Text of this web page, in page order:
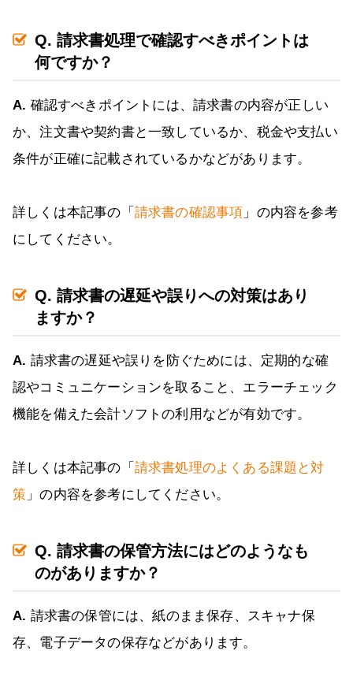
Q. 請求書処理で確認すべきポイントは
何ですか？
A. 確認すべきポイントには、請求書の内容が正しい
か、注文書や契約書と一致しているか、税金や支払い
条件が正確に記載されているかなどがあります。
詳しくは本記事の「 請求書の確認事項 」の内容を参考
にしてください。
Q. 請求書の遅延や誤りへの対策はあり
ますか？
A. 請求書の遅延や誤りを防ぐためには、定期的な確
認やコミュニケーションを取ること、エラーチェック
機能を備えた会計ソフトの利用などが有効です。
詳しくは本記事の「 請求書処理のよくある課題と対
策 」の内容を参考にしてください。
Q. 請求書の保管方法にはどのようなも
のがありますか？
A. 請求書の保管には、紙のまま保存、スキャナ保
存、電子データの保存などがあります。